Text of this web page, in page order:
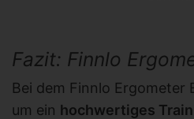
Fazit: Finnlo
Bei dem Finnlo Ergometer
um ein hochwertiges